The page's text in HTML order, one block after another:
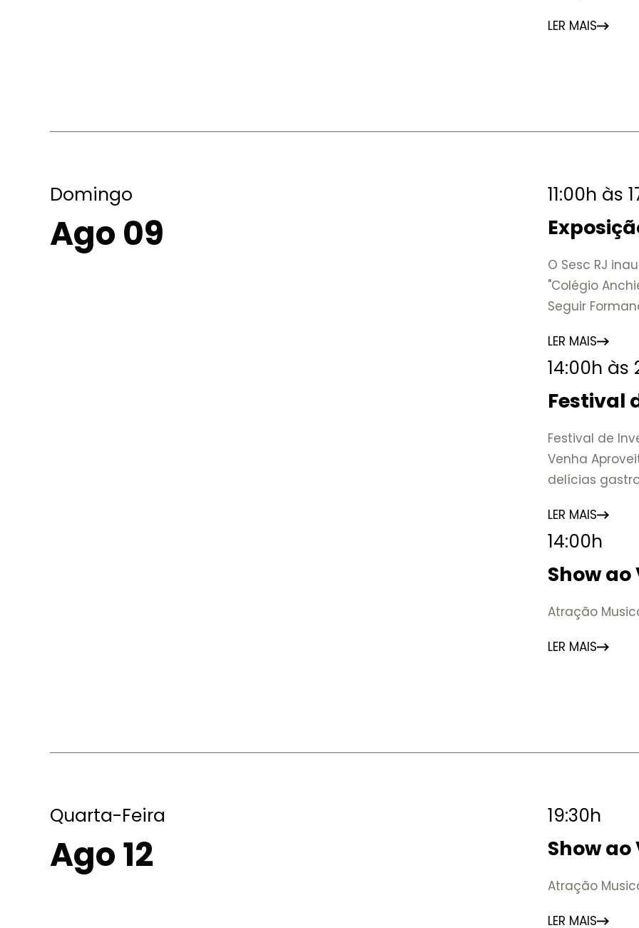
LER MAIS
Domingo
Ago 09
11:00h às
O Sesc RJ
"Colégio
Seguir
Nova Friburgo
A mostra
Colégio
marcos que
educação, a
📍 Casarão
📅 Até 30 de
🕚 Quinta a
17h
LER MAIS
14:00h às
Festival
Festival de
Venha
delícias
LER MAIS
14:00h
Show
Atração
LER MAIS
Quarta-Feira
Ago 12
19:30h
Show
Atração
LER MAIS